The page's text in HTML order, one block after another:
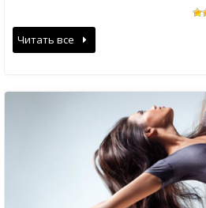
Читать все